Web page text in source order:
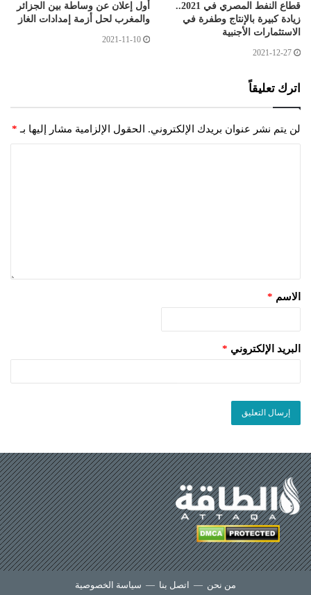
قطاع النفط المصري في 2021..
زيادة كبيرة بالإنتاج وطفرة في
الاستثمارات الأجنبية
2021-12-27
أول إعلان عن وساطة بين الجزائر
والمغرب لحل أزمة إمدادات الغاز
2021-11-10
اترك تعليقاً
لن يتم نشر عنوان بريدك الإلكتروني. الحقول الإلزامية مشار إليها بـ *
الاسم *
البريد الإلكتروني *
من نحن — اتصل بنا — سياسة الخصوصية